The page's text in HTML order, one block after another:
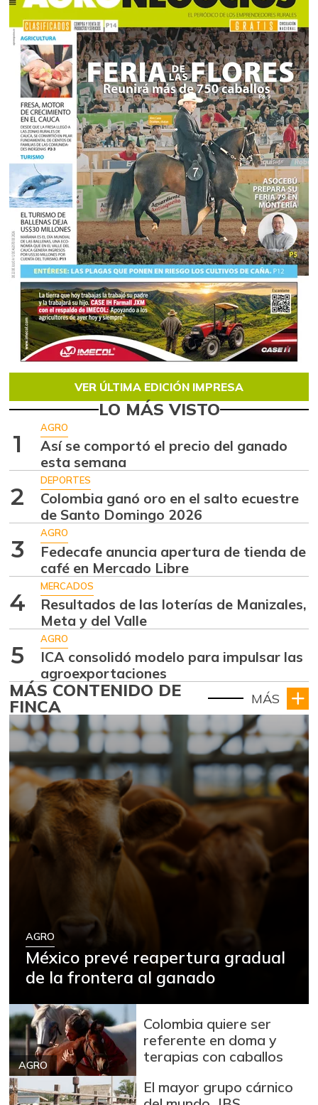
VER ÚLTIMA EDICIÓN IMPRESA
LO MÁS VISTO
1
AGRO
Así se comportó el precio del ganado
esta semana
2
DEPORTES
Colombia ganó oro en el salto ecuestre
de Santo Domingo 2026
3
AGRO
Fedecafe anuncia apertura de tienda de
café en Mercado Libre
4
MERCADOS
Resultados de las loterías de Manizales,
Meta y del Valle
5
AGRO
ICA consolidó modelo para impulsar las
agroexportaciones
MÁS CONTENIDO DE
FINCA MÁS
AGRO
México prevé reapertura gradual
de la frontera al ganado
AGRO
Colombia quiere ser
referente en doma y
terapias con caballos
El mayor grupo cárnico